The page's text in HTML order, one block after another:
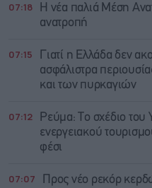
07:18
Η νέα παλιά Μέση
ανατροπή
07:15
Γιατί η Ελλάδα δεν
ασφάλιστρα
και των πυρκαγιών
07:12
Ρεύμα: Το σχέδιο του
ενεργειακού
φέσι
07:07
Προς νέο ρεκόρ